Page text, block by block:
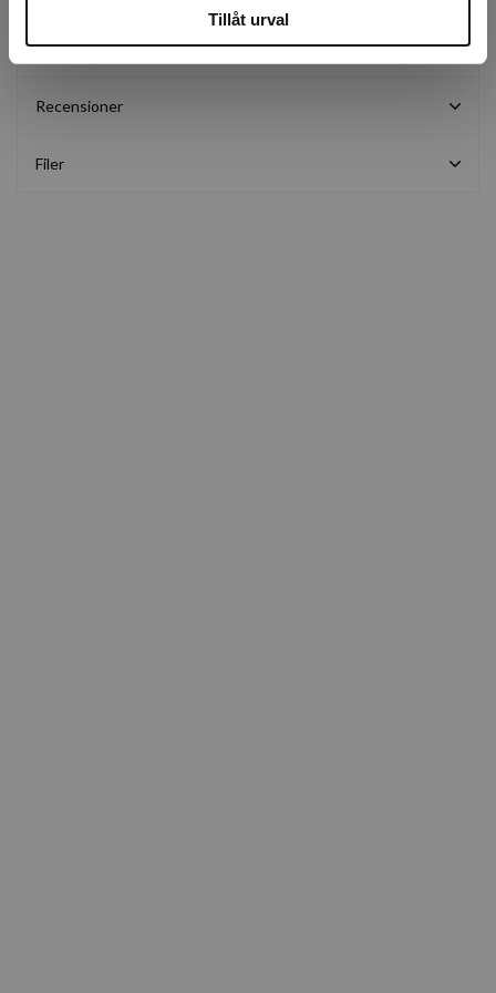
Tillåt urval
Beskrivning
Recensioner
Filer